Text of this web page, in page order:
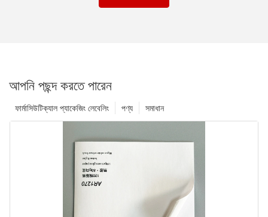
আপনি পছন্দ করতে পারেন
সমাধান
পণ্য
ফার্মাসিউটিক্যাল প্যাকেজিং লেবেলিং